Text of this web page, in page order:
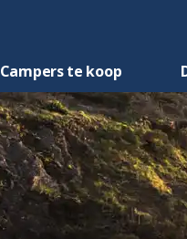
Campers te koop